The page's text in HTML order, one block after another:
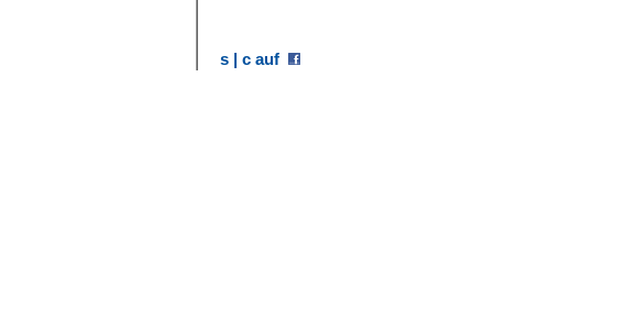
Für Anfragen zu den Preisen kontaktieren Sie bitte die Galerie.
s | c auf